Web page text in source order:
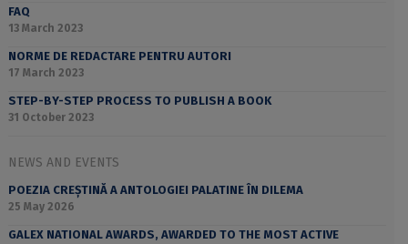
FAQ
13 March 2023
NORME DE REDACTARE PENTRU AUTORI
17 March 2023
STEP-BY-STEP PROCESS TO PUBLISH A BOOK
31 October 2023
NEWS AND EVENTS
POEZIA CREȘTINĂ A ANTOLOGIEI PALATINE ÎN DILEMA
25 May 2026
GALEX NATIONAL AWARDS, AWARDED TO THE MOST ACTIVE